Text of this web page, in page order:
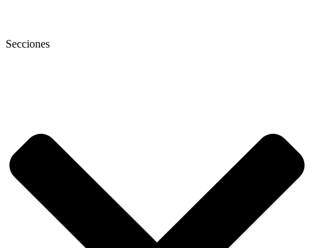
Secciones